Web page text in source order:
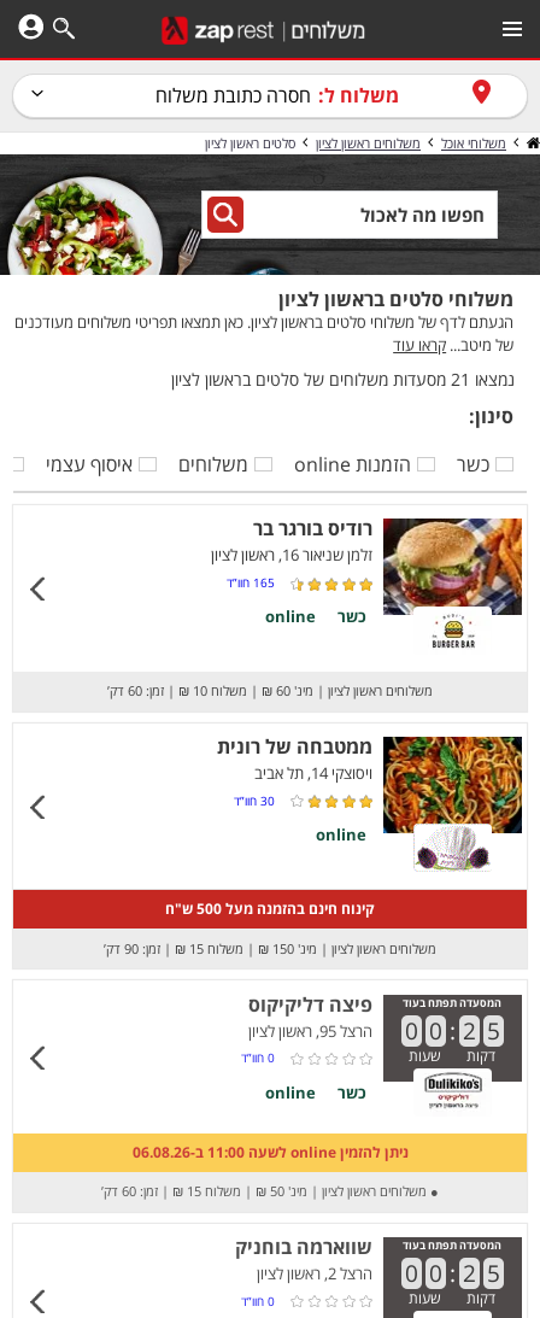
משלוח ל: חסרה כתובת משלוח
משלוחי אוכל משלוחים ראשון לציון סלטים ראשון לציון
משלוחי סלטים בראשון לציון
הגעתם לדף של משלוחי סלטים בראשון לציון. כאן תמצאו תפריטי משלוחים מעודכנים
של מיטב... קראו עוד
נמצאו 21 מסעדות משלוחים של סלטים בראשון לציון
סינון:
כשר
הזמנות online משלוחים איסוף עצמי
רודיס בורגר בר
זלמן שניאור 16, ראשון לציון
165 חוו”ד
כשר online
משלוחים ראשון לציון | מינ' 60 ₪ | משלוח 10 ₪ | זמן: 60 דק’
ממטבחה של רונית
ויסוצקי 14, תל אביב
30 חוו”ד
online
קינוח חינם בהזמנה מעל 500 ש"ח
משלוחים ראשון לציון | מינ' 150 ₪ | משלוח 15 ₪ | זמן: 90 דק’
המסעדה תפתח בעוד
0 0 : 2 5
דקות שעות
פיצה דליקיקוס
הרצל 95, ראשון לציון
0 חוו”ד
כשר online
ניתן להזמין online לשעה 11:00 ב-06.08.26
● משלוחים ראשון לציון | מינ' 50 ₪ | משלוח 15 ₪ | זמן: 60 דק’
המסעדה תפתח בעוד
0 0 : 2 5
דקות שעות
שווארמה בוחניק
הרצל 2, ראשון לציון
0 חוו”ד